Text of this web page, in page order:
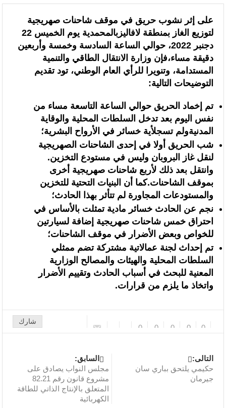
برقية تهنئة إلى جلالة الملك من المدير العام لمنظمة “إيسيسكو” بمناسبة عيد
العرش المجيد
المنتخب المغربي للسيدات يتأهل إلى ربع النهائي عقب تعادله أمام نظيره
الأحداث التي شهدتها نقاط العبور المؤدية إلى سبتة ومليلية جاءت نتيجة عوامل
متداخلة في مقدمتها الاستغلال المغرض للفضاء الرقمي وترويج معلومات مضللة
(الناطق الرسمي باسم وزارة الداخلية)
الشاعر العراقي الأمين الكرخي يشيد بالمغرب: نموذج للتسامح والتعايش ومسار
تنموي واعد
حركة الشعر العالمية بالمغرب تحتفي بالمبادرة الدولية للسلام
انتخابات المجلس الوطني للصحافة.. اللجنة المؤقتة تدعو المؤسسات الصحفية
إلى موافاتها باللوائح المحينة للصحافيين المهنيين في أجل أقصاه 4 غشت
على إثر نشوب حريق في موقف شاحنات صهريجية
لتوزيع الغاز بمنطقة لافاليزبالمحمدية يوم الخميس 22
دجنبر 2022، حوالي الساعة السادسة وخمسة وأربعين
دقيقة مساء،فإن وزارة الانتقال الطاقي والتنمية
المستدامة، وتنويرا للرأي العام الوطني، تود تقديم
التوضيحات التالية:
تم إخماد الحريق حوالي الساعة التاسعة مساء من
نفس اليوم بعد تدخل السلطات المحلية والوقاية
المدنيةولم تسجلأية خسائر في الأرواح البشرية؛
شب الحريق أولا في إحدى الشاحنات الصهريجية
لنقل غاز البروبان وليس في مستودع التخزين.
وانتقل بعد ذلك لأربع شاحنات صهريجية أخرى
بموقف الشاحنات.كما أن البنيات التحتية للتخزين
والمستودعات المجاورة لم تتأثر بهذا الحادث؛
نجم عن الحادث خسائر مادية تمثلت بالأساس في
احتراق خمس شاحنات صهريجية إضافة لسيارتين
للخواص وبعض الأضرار في موقف الشاحنات؛
تم إحداث لجنة عمالاتية مشتركة تضم ممثلي
السلطات المحلية والهيئات والمصالح الوزارية
المعنية للبحث في أسباب الحادث وتقييم الأضرار
واتخاذ ما يلزم من قرارات.
شارك
0
0
0
0
0
السابق:
مجلس النواب يصادق على
مشروع قانون رقم 82.21
المتعلق بالإنتاج الذاتي للطاقة
الكهربائية
التالى:
حكيمي يلتحق بباري سان
جيرمان